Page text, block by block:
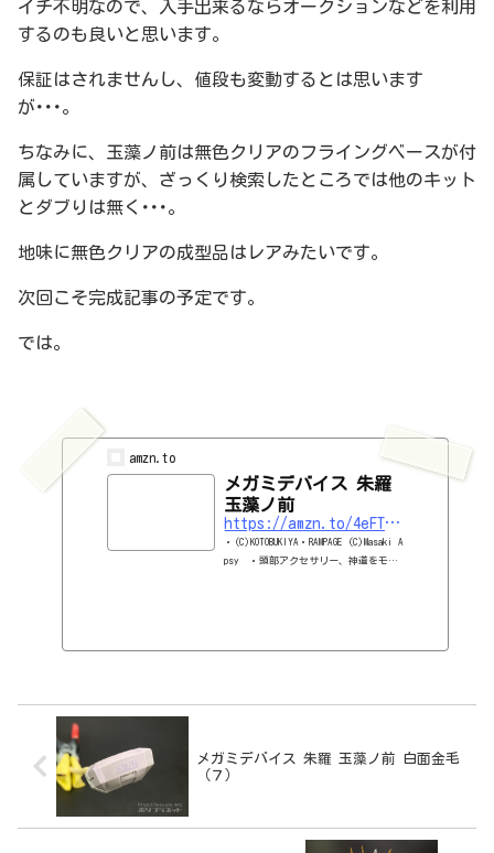
イチ不明なので、入手出来るならオークションなどを利用
するのも良いと思います。
保証はされませんし、値段も変動するとは思います
が･･･。
ちなみに、玉藻ノ前は無色クリアのフライングベースが付
属していますが、ざっくり検索したところでは他のキット
とダブりは無く･･･。
地味に無色クリアの成型品はレアみたいです。
次回こそ完成記事の予定です。
では。
amzn.to
メガミデバイス 朱羅
玉藻ノ前
https://amzn.to/4eFTbhk
・(C)KOTOBUKIYA・RAMPAGE (C)Masaki A
psy ・頭部アクセサリー、神道をモチ
・素体モードの腕脚は褐色のスキンカ
メガミデバイス 朱羅 玉藻ノ前 白面金毛
（７）